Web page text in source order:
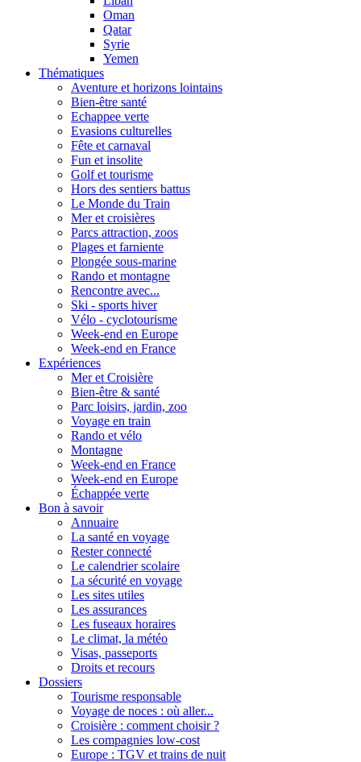
Oman
Qatar
Syrie
Yemen
Thématiques
Aventure et horizons lointains
Bien-être santé
Echappee verte
Evasions culturelles
Fête et carnaval
Fun et insolite
Golf et tourisme
Hors des sentiers battus
Le Monde du Train
Mer et croisières
Parcs attraction, zoos
Plages et farniente
Plongée sous-marine
Rando et montagne
Rencontre avec...
Ski - sports hiver
Vélo - cyclotourisme
Week-end en Europe
Week-end en France
Expériences
Mer et Croisière
Bien-être & santé
Parc loisirs, jardin, zoo
Voyage en train
Rando et vélo
Montagne
Week-end en France
Week-end en Europe
Échappée verte
Bon à savoir
Annuaire
La santé en voyage
Rester connecté
Le calendrier scolaire
La sécurité en voyage
Les sites utiles
Les assurances
Les fuseaux horaires
Le climat, la météo
Visas, passeports
Droits et recours
Dossiers
Tourisme responsable
Voyage de noces : où aller...
Croisière : comment choisir ?
Les compagnies low-cost
Europe : TGV et trains de nuit